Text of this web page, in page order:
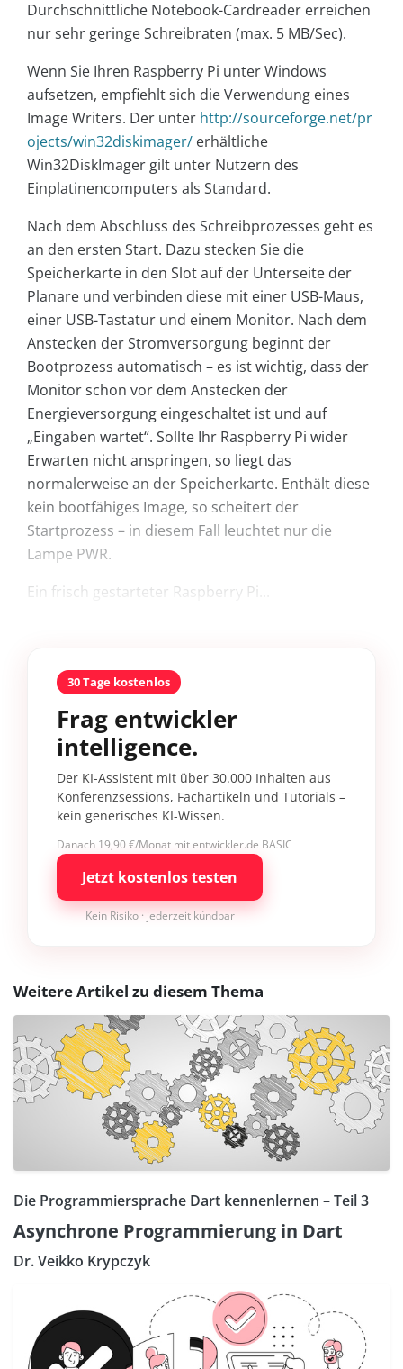
Durchschnittliche Notebook-Cardreader erreichen
nur sehr geringe Schreibraten (max. 5 MB/Sec).
Wenn Sie Ihren Raspberry Pi unter Windows
aufsetzen, empfiehlt sich die Verwendung eines
Image Writers. Der unter http://sourceforge.net/​pr
ojects/​win32diskimager/ erhältliche
Win32DiskImager gilt unter Nutzern des
Einplatinencomputers als Standard.
Nach dem Abschluss des Schreibprozesses geht es
an den ersten Start. Dazu stecken Sie die
Speicherkarte in den Slot auf der Unterseite der
Planare und verbinden diese mit einer USB-Maus,
einer USB-Tastatur und einem Monitor. Nach dem
Anstecken der Stromversorgung beginnt der
Bootprozess automatisch – es ist wichtig, dass der
Monitor schon vor dem Anstecken der
Energieversorgung eingeschaltet ist und auf
„Eingaben wartet“. Sollte Ihr Raspberry Pi wider
Erwarten nicht anspringen, so liegt das
normalerweise an der Speicherkarte. Enthält diese
kein bootfähiges Image, so scheitert der
Startprozess – in diesem Fall leuchtet nur die
Lampe PWR.
Ein frisch gestarteter Raspberry Pi...
30 Tage kostenlos
Frag entwickler
intelligence.
Der KI-Assistent mit über 30.000 Inhalten aus
Konferenzsessions, Fachartikeln und Tutorials –
kein generisches KI-Wissen.
Danach 19,90 €/Monat mit entwickler.de BASIC
Jetzt kostenlos testen
Kein Risiko · jederzeit kündbar
Weitere Artikel zu diesem Thema
Die Programmiersprache Dart kennenlernen – Teil 3
Asynchrone Programmierung in Dart
Dr. Veikko Krypczyk